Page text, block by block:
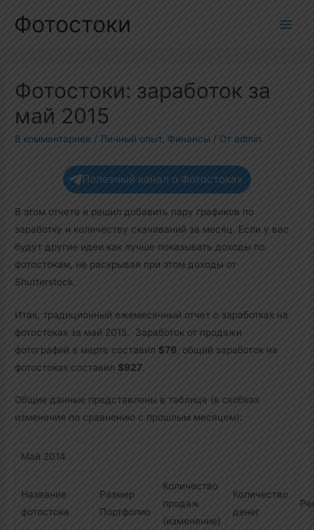
Фотостоки
Фотостоки: заработок за
май 2015
8 комментариев / Личный опыт, Финансы / От admin
Полезный канал о Фотостоках
В этом отчете я решил добавить пару графиков по
заработку и количеству скачиваний за месяц. Если у вас
будут другие идеи как лучше показывать доходы по
фотостокам, не раскрывая при этом доходы от
Shutterstock.
Итак, традиционный ежемесячный отчет о заработках на
фотостоках за май 2015. Заработок от продажи
фотографий в марте составил$79 , общий заработок на
фотостоках составил $927.
Общие данные представлены в таблице (в скобках
изменения по сравнению с прошлым месяцем):
Май 2014
Название
фотостока
Размер
Портфолио
Количество
продаж
(изменение)
Количество
денег